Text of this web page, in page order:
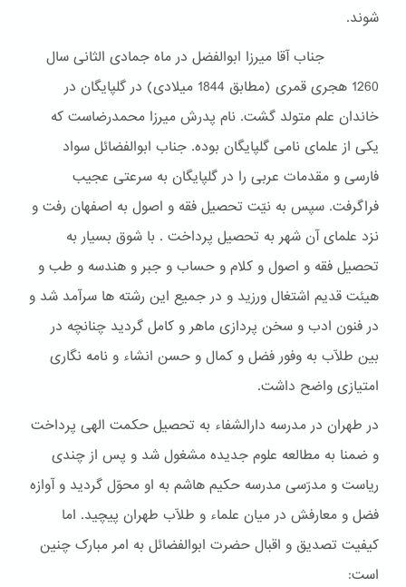
شوند.
جناب آقا میرزا ابوالفضل در ماه جمادی الثانی سال
1260 هجری قمری (مطابق 1844 میلادی) در گلپایگان در
خاندان علم متولد گشت. نام پدرش میرزا محمدرضاست که
یکی از علمای نامی گلپایگان بوده. جناب ابوالفضائل سواد
فارسی و مقدمات عربی را در گلپایگان به سرعتی عجیب
فراگرفت. سپس به نیّت تحصیل فقه و اصول به اصفهان رفت و
نزد علمای آن شهر به تحصیل پرداخت . با شوق بسیار به
تحصیل فقه و اصول و کلام و حساب و جبر و هندسه و طب و
هیئت قدیم اشتغال ورزید و در جمیع این رشته ها سرآمد شد و
در فنون ادب و سخن پردازی ماهر و کامل گردید چنانچه در
بین طلّاب به وفور فضل و کمال و حسن انشاء و نامه نگاری
امتیازی واضح داشت.
در طهران در مدرسه دارالشفاء به تحصیل حکمت الهی پرداخت
و ضمنا به مطالعه علوم جدیده مشغول شد و پس از چندی
ریاست و مدرّسی مدرسه حکیم هاشم به او محوّل گردید و آوازه
فضل و معارفش در میان علماء و طلّاب طهران پیچید. اما
کیفیت تصدیق و اقبال حضرت ابوالفضائل به امر مبارک چنین
است: